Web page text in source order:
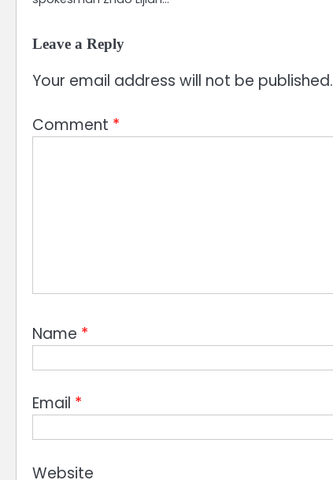
Leave a Reply
Your email address will not be published.
Comment *
Name *
Email *
Website